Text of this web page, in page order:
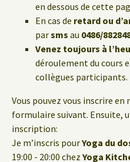
en dessous de cette
En cas de retard ou
parsms au 0486/
Venez toujours à
déroulement du cours
collègues participants.
Vous pouvez vous inscrire
formulaire suivant. Ensuite,
inscription:
Je m’inscris pourYoga du
19:00 - 20:00 chez Yoga